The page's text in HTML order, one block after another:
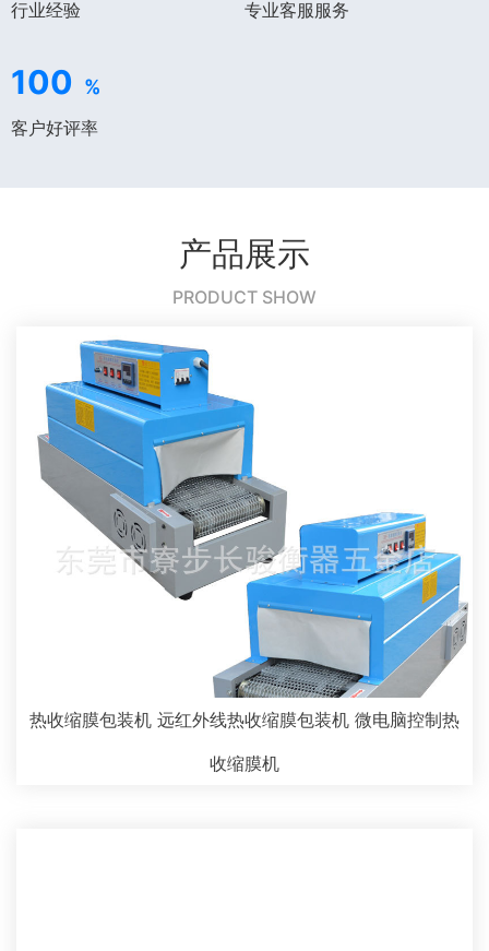
行业经验 专业客服服务
100 %
客户好评率
产品展示
PRODUCT SHOW
热收缩膜包装机 远红外线热收缩膜包装机 微电脑控制热
收缩膜机